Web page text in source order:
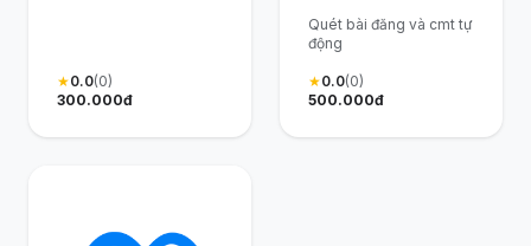
đầu vào, có thể chạy đa
luồng
★0.0(0)
300.000đ
Quét bài đăng và cmt tự
động
★0.0(0)
500.000đ